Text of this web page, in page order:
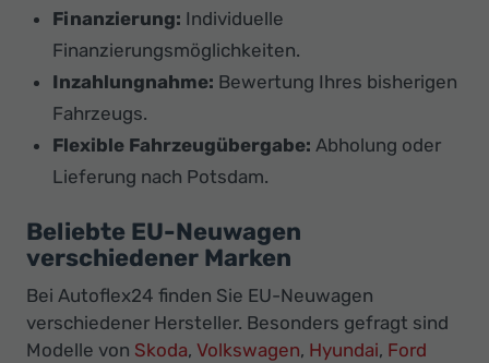
Finanzierung: Individuelle
Finanzierungsmöglichkeiten.
Inzahlungnahme: Bewertung Ihres bisherigen
Fahrzeugs.
Flexible Fahrzeugübergabe: Abholung oder
Lieferung nach Potsdam.
Beliebte EU-Neuwagen
verschiedener Marken
Bei Autoflex24 finden Sie EU-Neuwagen
verschiedener Hersteller. Besonders gefragt sind
Modelle von Skoda, Volkswagen, Hyundai, Ford